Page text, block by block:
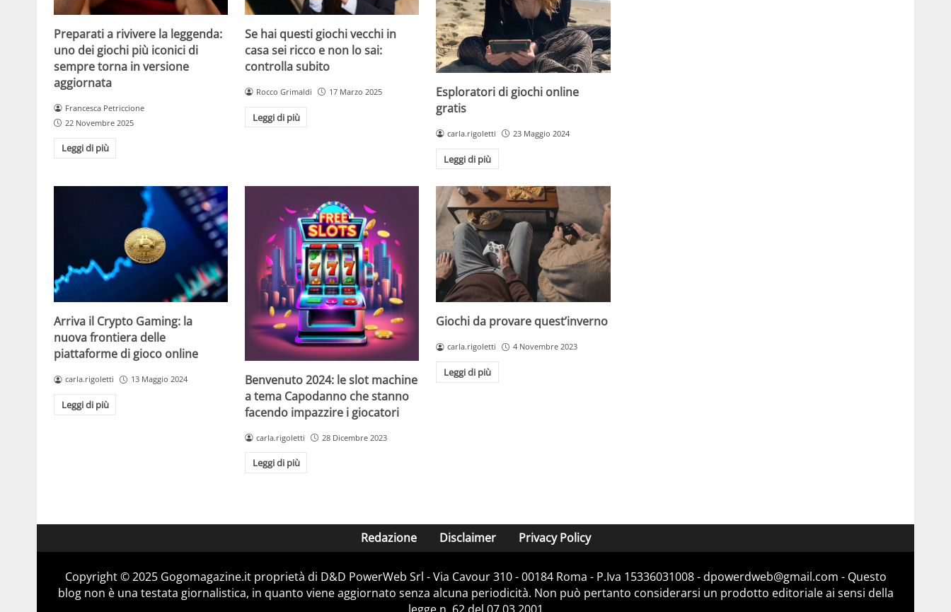
Preparati a rivivere la leggenda:
uno dei giochi più iconici di
sempre torna in versione
aggiornata
Francesca Petriccione
22 Novembre 2025
Leggi di più
Se hai questi giochi vecchi in
casa sei ricco e non lo sai:
controlla subito
Rocco Grimaldi 17 Marzo 2025
Leggi di più
Esploratori di giochi online
gratis
carla.rigoletti 23 Maggio 2024
Leggi di più
Arriva il Crypto Gaming: la
nuova frontiera delle
piattaforme di gioco online
carla.rigoletti 13 Maggio 2024
Leggi di più
Benvenuto 2024: le slot machine
a tema Capodanno che stanno
facendo impazzire i giocatori
carla.rigoletti 28 Dicembre 2023
Leggi di più
Giochi da provare quest’inverno
carla.rigoletti 4 Novembre 2023
Leggi di più
Redazione Disclaimer Privacy Policy
Copyright © 2025 Gogomagazine.it proprietà di D&D PowerWeb Srl - Via Cavour 310 - 00184 Roma - P.Iva 15336031008 - dpowerdweb@gmail.com - Questo
blog non è una testata giornalistica, in quanto viene aggiornato senza alcuna periodicità. Non può pertanto considerarsi un prodotto editoriale ai sensi della